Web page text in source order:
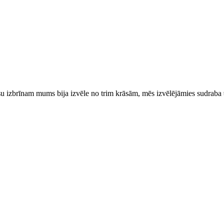
izbrīnam mums bija izvēle no trim krāsām, mēs izvēlējāmies